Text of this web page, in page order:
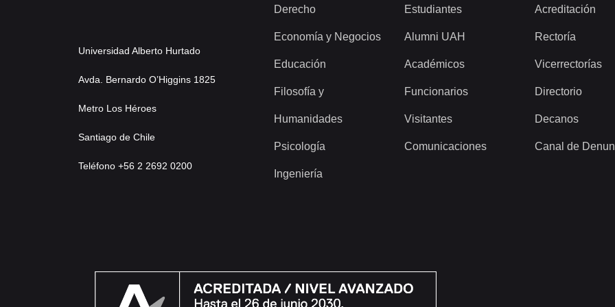
Universidad Alberto Hurtado
Avda. Bernardo O’Higgins 1825
Metro Los Héroes
Santiago de Chile
Teléfono +56 2 2692 0200
Derecho
Economía y Negocios
Educación
Filosofía y
Humanidades
Psicología
Ingeniería
Estudiantes
Alumni UAH
Académicos
Funcionarios
Visitantes
Comunicaciones
Acreditación
Rectoría
Vicerrectorías
Directorio
Decanos
Canal de